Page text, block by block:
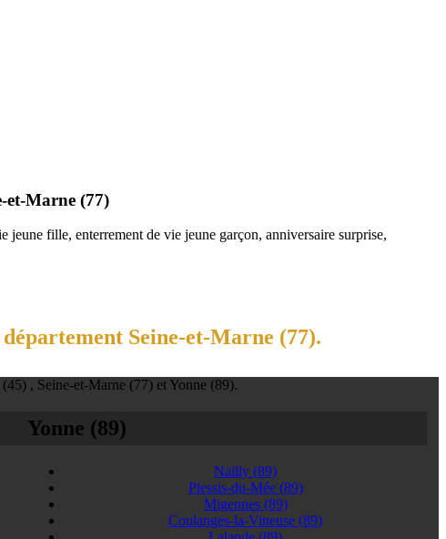
et-Marne (77)
fille, enterrement de vie jeune garçon, anniversaire surprise,
Seine-et-Marne (77).
, Seine-et-Marne (77) et Yonne (89).
Yonne (89)
Nailly(89)
Plessis-du-Mée (89)
Migennes (89)
Coulanges-la-Vineuse(89)